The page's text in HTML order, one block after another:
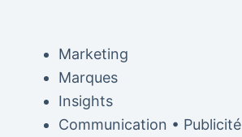
Marketing
Marques
Insights
Communication • Publicité